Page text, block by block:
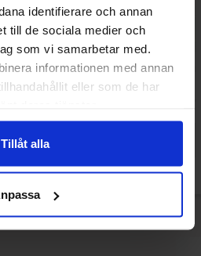
identifierare och annan
till de sociala medier och
som vi samarbetar med.
informationen med annan
eller som de har
Tillåt alla
170g Haribo